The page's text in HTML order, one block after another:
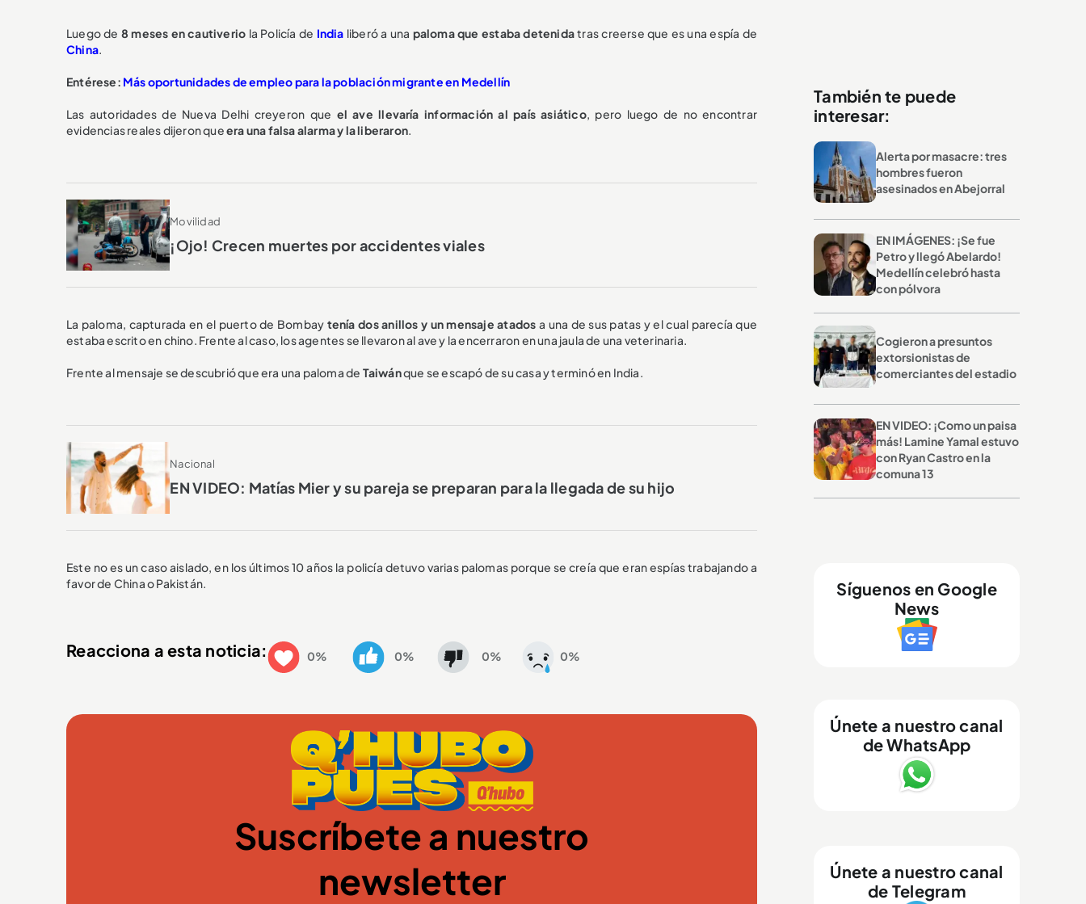
Luego de 8 meses en cautiverio la Policía de India liberó a una paloma que estaba detenidatras creerse que es una espía de
China.
Entérese: Más oportunidades de empleo para la población migrante en Medellín
Las autoridades de Nueva Delhi creyeron que el ave llevaría información al país asiático, pero luego de no encontrar
evidencias reales dijeron queera una falsa alarma y la liberaron.
Movilidad
¡Ojo! Crecen muertes por accidentes viales
La paloma, capturada en el puerto de Bombay tenía dos anillos y un mensaje atados a una de sus patas y el cual parecía que
estaba escrito en chino. Frente al caso, los agentes se llevaron al ave y la encerraron en una jaula de una veterinaria.
Frente al mensaje se descubrió que era una paloma de Taiwánque se escapó de su casa y terminó en India.
Nacional
EN VIDEO: Matías Mier y su pareja se preparan para la llegada de su hijo
Este no es un caso aislado, en los últimos 10 años la policía detuvo varias palomas porque se creía que eran espías trabajando a
favor de China o Pakistán.
Reacciona a esta noticia: 0% 0% 0% 0%
Suscríbete a nuestro
newsletter
También te puede
interesar:
Alerta por masacre: tres
hombres fueron
asesinados en Abejorral
EN IMÁGENES: ¡Se fue
Petro y llegó Abelardo!
Medellín celebró hasta
con pólvora
Cogieron a presuntos
extorsionistas de
comerciantes del estadio
EN VIDEO: ¡Como un paisa
más! Lamine Yamal estuvo
con Ryan Castro en la
comuna 13
Síguenos en Google
News
Únete a nuestro canal
de WhatsApp
Únete a nuestro canal
de Telegram